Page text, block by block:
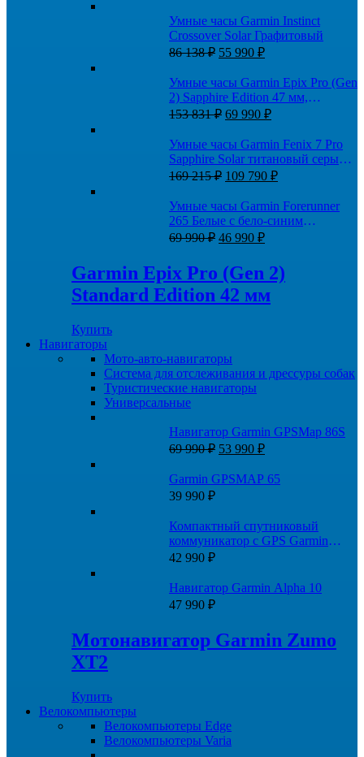
Умные часы Garmin Instinct
Crossover Solar Графитовый
86 138₽ Первоначальная
составляла
86
138 ₽.
55 990 ₽Текущая
55
990 ₽.
Умные часы Garmin Epix Pro (Gen
2) Sapphire Edition 47 мм,
титановый, угольно-серый DLC,
153 831₽ Первоначальная
составляла
153
831 ₽.
69 990 ₽Текущая
69
990 ₽.
Умные часы Garmin Fenix 7 Pro
Sapphire Solar титановый серый с
коричневым кожаным ремешком
169 215₽ Первоначальная
составляла
169
215 ₽.
109 790 ₽Текущая
109
790 ₽.
Умные часы Garmin Forerunner
265 Белые с бело-синим
ремешком
69 990₽ Первоначальная
составляла
69
990 ₽.
46 990 ₽Текущая
46
990 ₽.
Garmin Epix Pro (Gen 2)
Standard Edition 42 мм
Купить
Навигаторы
Мото-авто-навигаторы
Система для отслеживания и дрессуры собак
Туристические навигаторы
Универсальные
Навигатор Garmin GPSMap 86S
69 990₽ Первоначальная
составляла
69
53 990 ₽Текущая
53
Garmin GPSMAP 65
39 990 ₽
Компактный спутниковый
коммуникатор c GPS Garmin
inReach Mini 2 Огненно-красный
42 990 ₽
Навигатор Garmin Alpha 10
47 990 ₽
Мотонавигатор Garmin Zumo
XT2
Купить
Велокомпьютеры
Велокомпьютеры Edge
Велокомпьютеры Varia